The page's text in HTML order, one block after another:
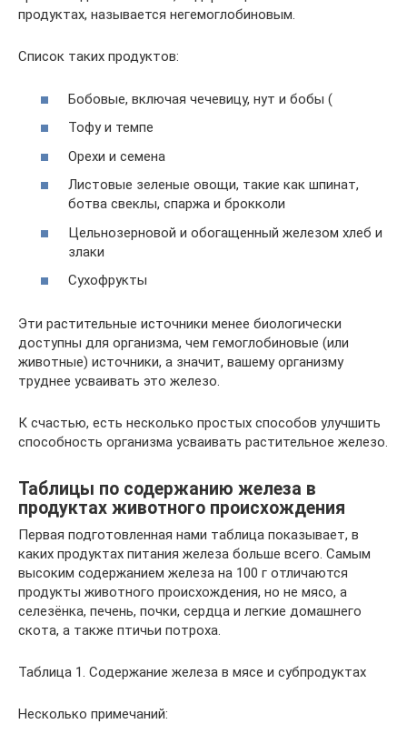
продуктах, называется негемоглобиновым.
Список таких продуктов:
Бобовые, включая чечевицу, нут и бобы (
Тофу и темпе
Орехи и семена
Листовые зеленые овощи, такие как шпинат,
ботва свеклы, спаржа и брокколи
Цельнозерновой и обогащенный железом хлеб и
злаки
Сухофрукты
Эти растительные источники менее биологически
доступны для организма, чем гемоглобиновые (или
животные) источники, а значит, вашему организму
труднее усваивать это железо.
К счастью, есть несколько простых способов улучшить
способность организма усваивать растительное железо.
Таблицы по содержанию железа в
продуктах животного происхождения
Первая подготовленная нами таблица показывает, в
каких продуктах питания железа больше всего. Самым
высоким содержанием железа на 100 г отличаются
продукты животного происхождения, но не мясо, а
селезёнка, печень, почки, сердца и легкие домашнего
скота, а также птичьи потроха.
Таблица 1. Содержание железа в мясе и субпродуктах
Несколько примечаний: